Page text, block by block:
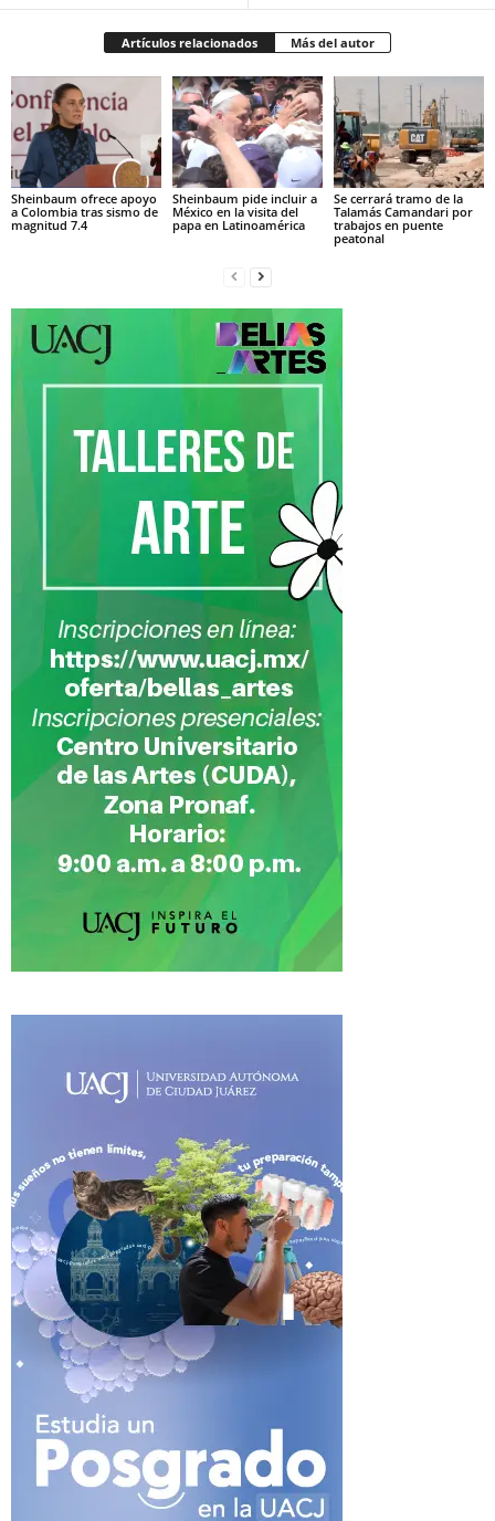
Artículos relacionados Más del autor
Sheinbaum ofrece apoyo
a Colombia tras sismo de
magnitud 7.4
Sheinbaum pide incluir a
México en la visita del
papa en Latinoamérica
Se cerrará tramo de la
Talamás Camandari por
trabajos en puente
peatonal